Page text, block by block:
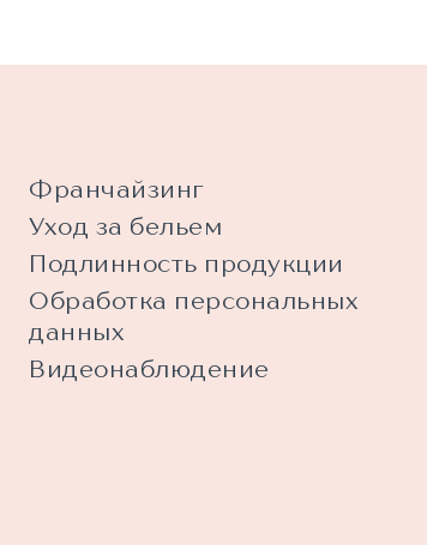
Франчайзинг
Уход за бельем
Подлинность продукции
Обработка персональных
данных
Видеонаблюдение